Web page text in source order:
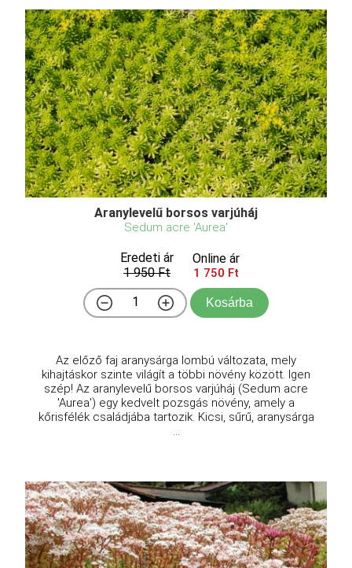
Aranylevelű borsos varjúháj
Sedum acre 'Aurea'
Eredeti ár
1 950 Ft
Online ár
1 750 Ft
Kosárba
Az előző faj aranysárga lombú változata, mely
kihajtáskor szinte világít a többi növény között. Igen
szép! Az aranylevelű borsos varjúháj (Sedum acre
'Aurea') egy kedvelt pozsgás növény, amely a
kőrisfélék családjába tartozik. Kicsi, sűrű, aranysárga
...